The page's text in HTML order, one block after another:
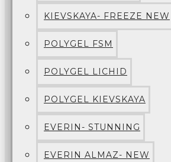
KIEVSKAYA- FREEZE NEW
POLYGEL FSM
POLYGEL LICHID
POLYGEL KIEVSKAYA
EVERIN- STUNNING
EVERIN ALMAZ- NEW